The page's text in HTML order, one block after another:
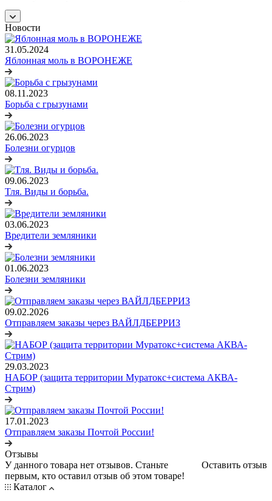
Новости
31.05.2024
Яблонная моль в ВОРОНЕЖЕ
08.11.2023
Борьба с грызунами
26.06.2023
Болезни огурцов
09.06.2023
Тля. Виды и борьба.
03.06.2023
Вредители земляники
01.06.2023
Болезни земляники
09.02.2026
Отправляем заказы через ВАЙЛДБЕРРИЗ
29.03.2023
НАБОР (защита территории Муратокс+система АКВА-
Стрим)
17.01.2023
Отправляем заказы Почтой России!
Отзывы
Оставить отзыв
У данного товара нет отзывов. Станьте
первым, кто оставил отзыв об этом товаре!
Каталог